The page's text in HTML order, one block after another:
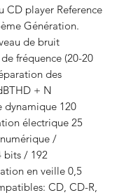
CD player Reference
Génération.
de bruit
fréquence (20-20
des
+ N
dynamique 120
électrique 25
/
bits / 192
en veille 0,5
CD, CD-R,